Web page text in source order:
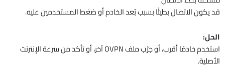
قد يكون الاتصال بطيئًا بسبب بُعد الخادم أو ضغط المستخدمين عليه.
الحل:
استخدم خادمًا أقرب، أو جرّب ملف OVPN آخر، أو تأكد من سرعة الإنترنت
الأصلية.